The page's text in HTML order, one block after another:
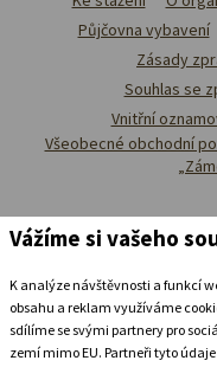
Půjčovna vybavení
Zásady
Souhlas se
Vnitřní
Všeobecné obchodní
Vážíme si vašeho
K analýze návštěvnosti a funkcí
obsahu a reklam využíváme
sdílíme se svými partnery pro
zemí mimo EU. Partneři tyto